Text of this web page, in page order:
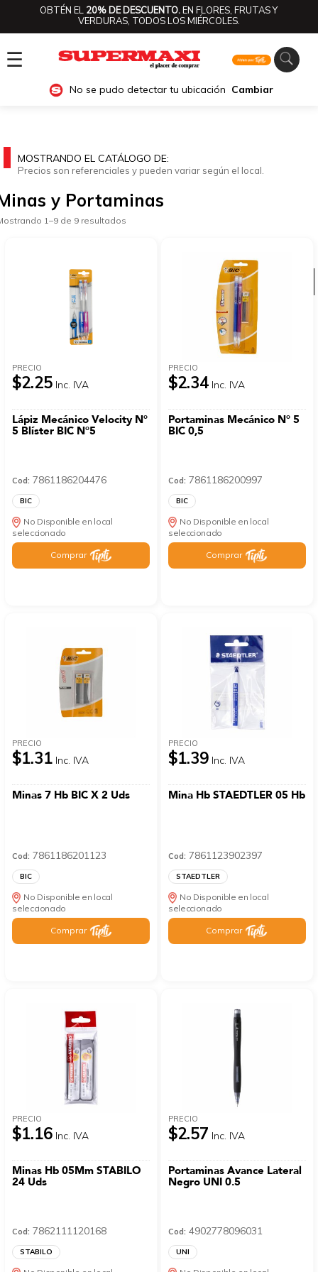
OBTÉN EL 20% DE DESCUENTO.EN FLORES, FRUTAS Y
VERDURAS, TODOS LOS MIÉRCOLES.
☰
No se pudo detectar tu ubicación Cambiar
Ver categorías
MOSTRANDO EL CATÁLOGO DE:
Precios son referenciales y pueden variar según el local.
y Portaminas
1–9 de 9 resultados
PRECIO
$2.25 Inc. IVA
Lápiz Mecánico Velocity N°
5 Blíster BIC N°5
Cod: 7861186204476
BIC
No Disponible en local
seleccionado
Comprar
PRECIO
$2.34 Inc. IVA
Portaminas Mecánico N° 5
BIC 0,5
Cod: 7861186200997
BIC
No Disponible en local
seleccionado
Comprar
PRECIO
$1.31 Inc. IVA
Minas 7 Hb BIC X 2 Uds
Cod: 7861186201123
BIC
No Disponible en local
seleccionado
Comprar
PRECIO
$1.39 Inc. IVA
Mina Hb STAEDTLER 05 Hb
Cod: 7861123902397
STAEDTLER
No Disponible en local
seleccionado
Comprar
PRECIO
$1.16 Inc. IVA
Minas Hb 05Mm STABILO
24 Uds
Cod: 7862111120168
STABILO
PRECIO
$2.57 Inc. IVA
Portaminas Avance Lateral
Negro UNI 0.5
Cod: 4902778096031
UNI